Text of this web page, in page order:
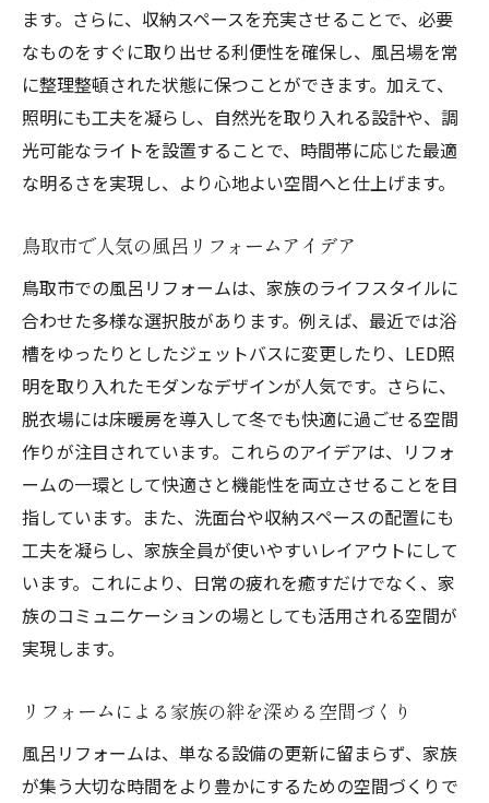
リフォームで叶える日常の安らぎの時間
家族全員が満足する鳥取市のリフォーム事例紹
介
成功事例から学ぶリフォームの要点
風呂リフォームで変わる家族の生活
家族の声から見るリフォームの満足度
予算内で最大限の成果を上げる工夫
リフォームが生み出す新たな家族の時間
リフォームの専門家が教える鳥取市での風呂改
装のコツ
プロが教える風呂リフォームの秘訣
費用対効果抜群のリフォームの選び方
失敗しないためのリフォーム注意点
現代のライフスタイルに合った風呂設計
長く快適に使える素材と設備の選び方
風呂改装で考慮すべき家族構成の変化
鳥取市でのリフォームで風呂空間を快適にする
快適さを追求するためのプランニング
空間を最大限に活用するリフォーム術
風呂リフォームで得られる健康効果
ます。さらに、収納スペースを充実させることで、必要
なものをすぐに取り出せる利便性を確保し、風呂場を常
に整理整頓された状態に保つことができます。加えて、
照明にも工夫を凝らし、自然光を取り入れる設計や、調
光可能なライトを設置することで、時間帯に応じた最適
な明るさを実現し、より心地よい空間へと仕上げます。
鳥取市で人気の風呂リフォームアイデア
鳥取市での風呂リフォームは、家族のライフスタイルに
合わせた多様な選択肢があります。例えば、最近では浴
槽をゆったりとしたジェットバスに変更したり、LED照
明を取り入れたモダンなデザインが人気です。さらに、
脱衣場には床暖房を導入して冬でも快適に過ごせる空間
作りが注目されています。これらのアイデアは、リフォ
ームの一環として快適さと機能性を両立させることを目
指しています。また、洗面台や収納スペースの配置にも
工夫を凝らし、家族全員が使いやすいレイアウトにして
います。これにより、日常の疲れを癒すだけでなく、家
族のコミュニケーションの場としても活用される空間が
実現します。
リフォームによる家族の絆を深める空間づくり
風呂リフォームは、単なる設備の更新に留まらず、家族
が集う大切な時間をより豊かにするための空間づくりで